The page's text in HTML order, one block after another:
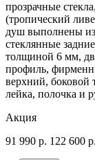
прозрачные
(тропический
душ выполнены
стеклянные
толщиной 6 мм,
профиль,
верхний, боковой
лейка, полочка и
Акция
91 990 р. 122 600 р.